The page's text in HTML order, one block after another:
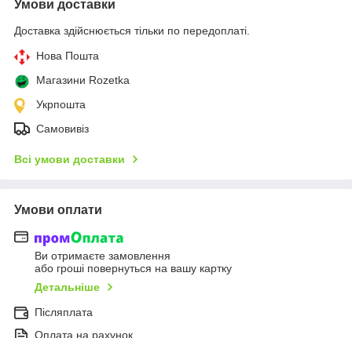
Умови доставки
Доставка здійснюється тільки по передоплаті.
Нова Пошта
Магазини Rozetka
Укрпошта
Самовивіз
Всі умови доставки
Умови оплати
Ви отримаєте замовлення
або гроші повернуться на вашу картку
Детальніше
Післяплата
Оплата на рахунок